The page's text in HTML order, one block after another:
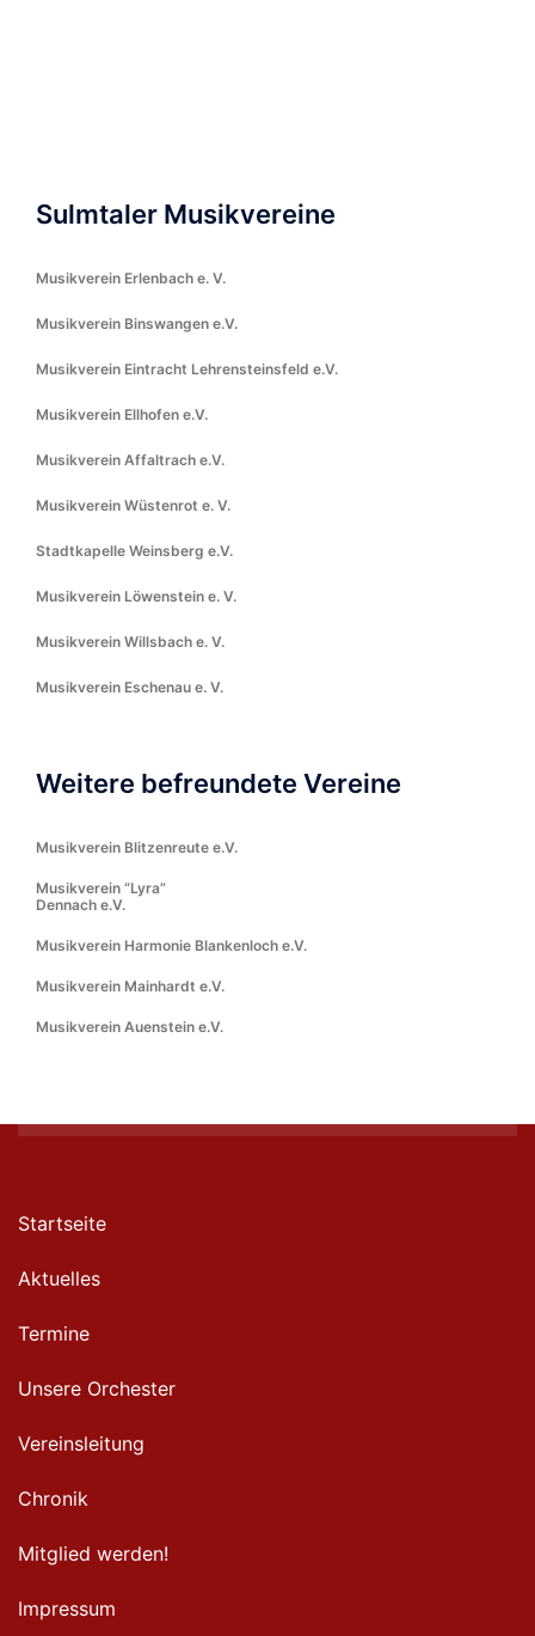
Sulmtaler Musikvereine
Musikverein Erlenbach e. V.
Musikverein Binswangen e.V.
Musikverein Eintracht Lehrensteinsfeld e.V.
Musikverein Ellhofen e.V.
Musikverein Affaltrach e.V.
Musikverein Wüstenrot e. V.
Stadtkapelle Weinsberg e.V.
Musikverein Löwenstein e. V.
Musikverein Willsbach e. V.
Musikverein Eschenau e. V.
Weitere befreundete Vereine
Musikverein Blitzenreute e.V.
Musikverein “Lyra”
Dennach e.V.
Musikverein Harmonie Blankenloch e.V.
Musikverein Mainhardt e.V.
Musikverein Auenstein e.V.
Startseite
Aktuelles
Termine
Unsere Orchester
Vereinsleitung
Chronik
Mitglied werden!
Impressum